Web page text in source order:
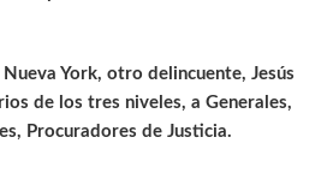
York, otro delincuente, Jesús
de los tres niveles, a Generales,
Procuradores de Justicia.